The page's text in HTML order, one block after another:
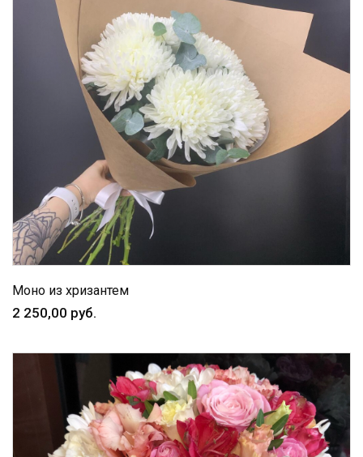
Моно из хризантем
2 250,00 руб.